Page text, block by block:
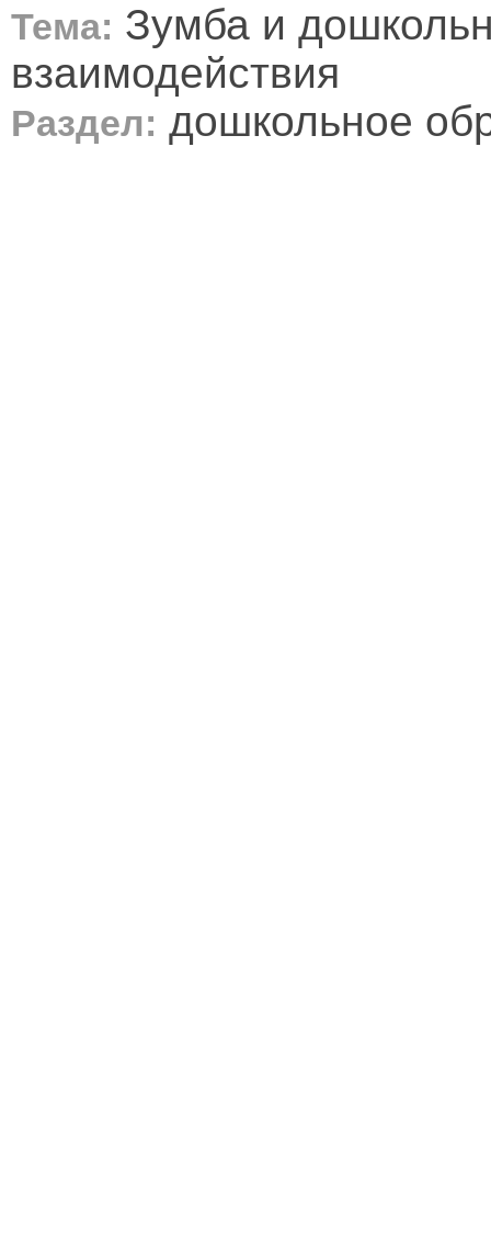
Тема: Зумба и
взаимодействия
Раздел: дошкольное